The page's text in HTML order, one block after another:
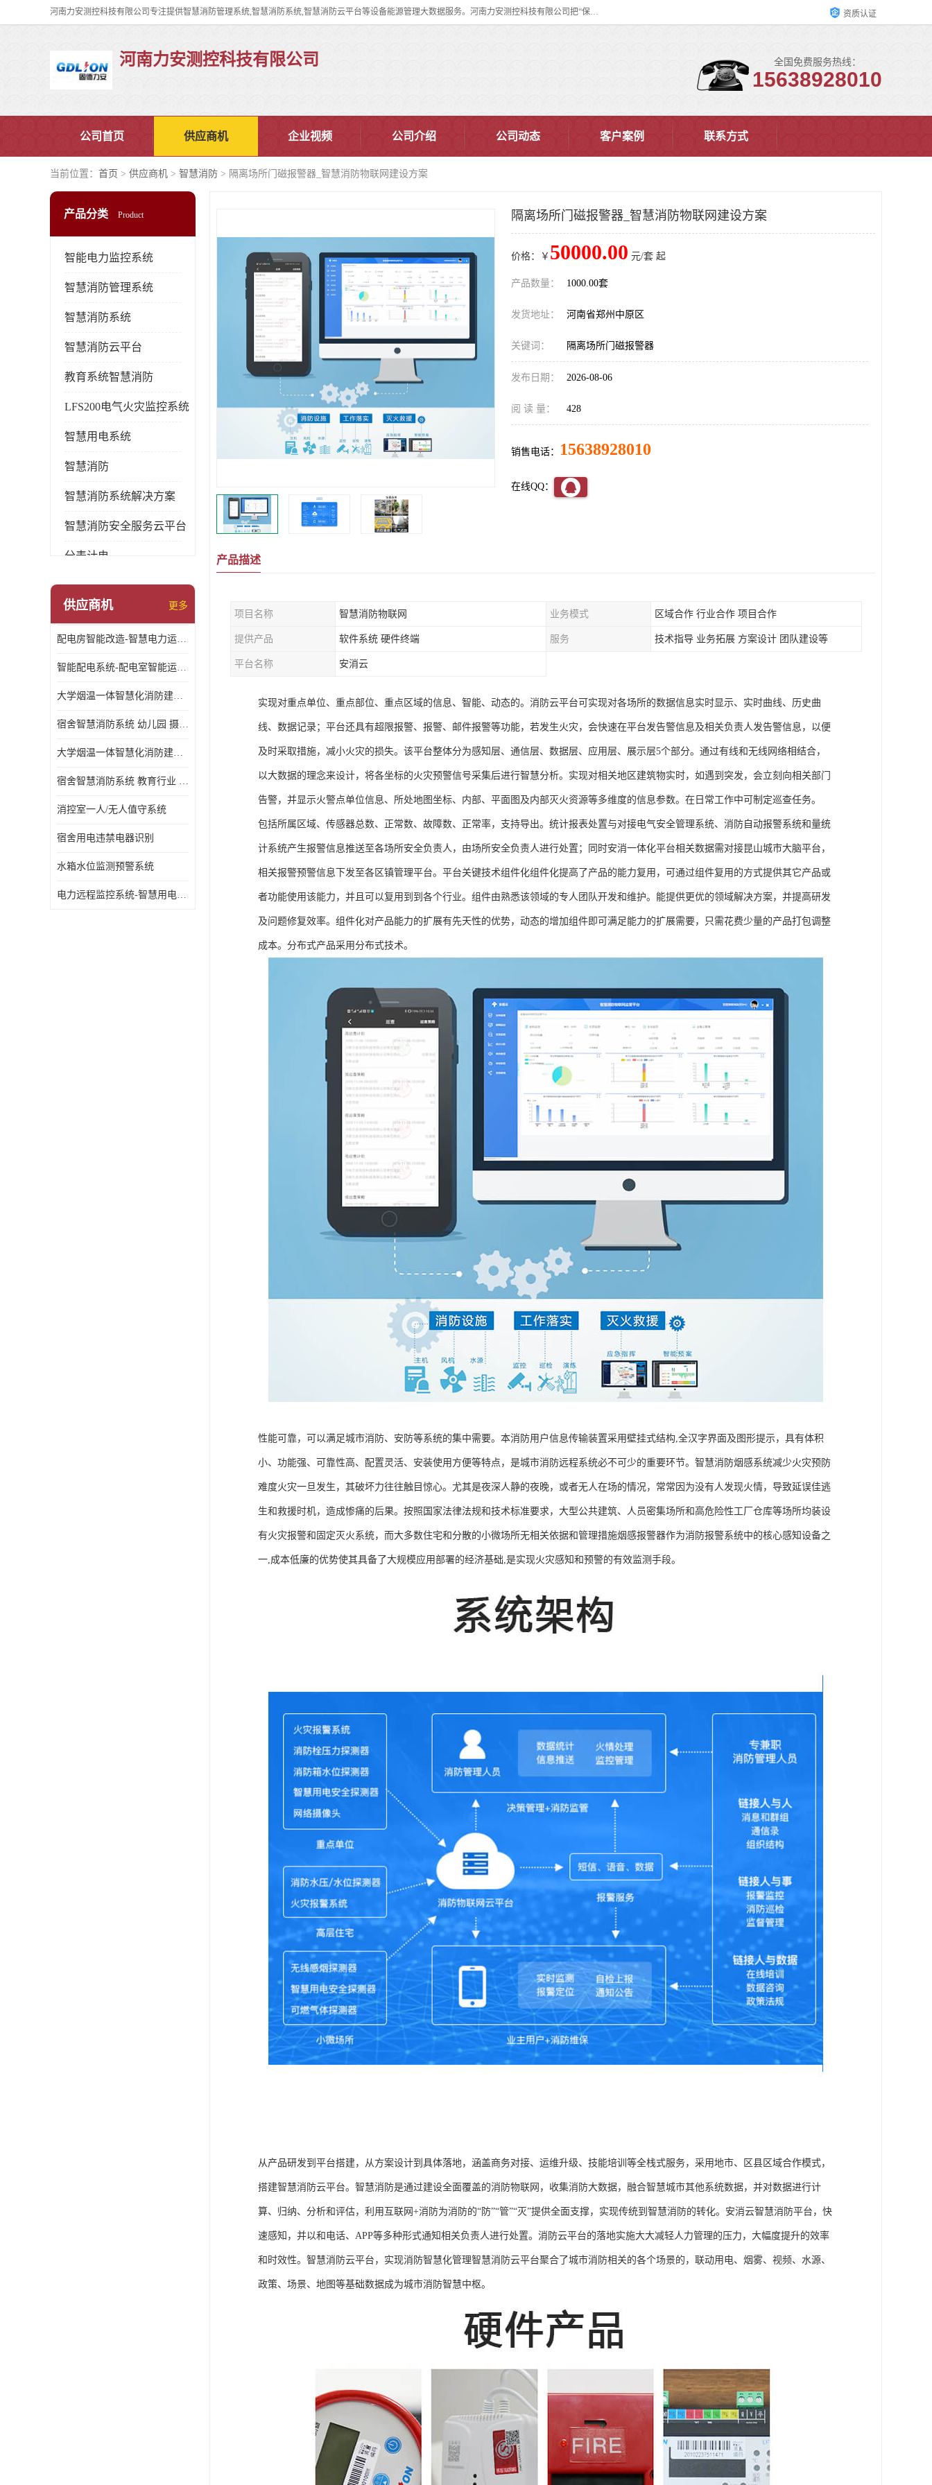
河南力安测控科技有限公司专注提供智慧消防管理系统,智慧消防系统,智慧消防云平台等设备能源管理大数据服务。河南力安测控科技有限公司把“保障设备运行安全可控,让设备管理变得简单”确定为力安的历史使命。 资质认证
河南力安测控科技有限公司 全国免费服务热线：
15638928010
公司首页 供应商机 企业视频 公司介绍 公司动态 客户案例 联系方式
当前位置： 首页 > 供应商机 > 智慧消防 > 隔离场所门磁报警器_智慧消防物联网建设方案
产品分类 Product
智能电力监控系统
智慧消防管理系统
智慧消防系统
智慧消防云平台
教育系统智慧消防
LFS200电气火灾监控系统
智慧用电系统
智慧消防
智慧消防系统解决方案
智慧消防安全服务云平台
分表计电
环保用电监管系统
供应商机 更多
配电房智能改造-智慧电力运维云平台
智能配电系统-配电室智能运维监控系统-智能化配电系统平台厂家
大学烟温一体智慧化消防建设 大学校园 消防数字化
宿舍智慧消防系统 幼儿园 摄像头升级
大学烟温一体智慧化消防建设 培训机构 数字化
宿舍智慧消防系统 教育行业 摄像头升级
消控室一人/无人值守系统
宿舍用电违禁电器识别
水箱水位监测预警系统
电力远程监控系统-智慧用电安全监控管理系统
隔离场所门磁报警器_智慧消防物联网建设方案
价格：￥ 50000.00 元/套 起
产品数量： 1000.00套
发货地址： 河南省郑州中原区
关键词： 隔离场所门磁报警器
发布日期： 2026-08-06
阅 读 量： 428
销售电话： 15638928010
在线QQ：
产品描述
项目名称 智慧消防物联网 业务模式 区域合作 行业合作 项目合作
提供产品 软件系统 硬件终端 服务 技术指导 业务拓展 方案设计 团队建设等
平台名称 安消云
实现对重点单位、重点部位、重点区域的信息、智能、动态的。消防云平台可实现对各场所的数据信息实时显示、实时曲线、历史曲
线、数据记录；平台还具有超限报警、报警、邮件报警等功能，若发生火灾，会快速在平台发告警信息及相关负责人发告警信息，以便
及时采取措施，减小火灾的损失。该平台整体分为感知层、通信层、数据层、应用层、展示层5个部分。通过有线和无线网络相结合，
以大数据的理念来设计，将各坐标的火灾预警信号采集后进行智慧分析。实现对相关地区建筑物实时，如遇到突发，会立刻向相关部门
告警，并显示火警点单位信息、所处地图坐标、内部、平面图及内部灭火资源等多维度的信息参数。在日常工作中可制定巡查任务。
包括所属区域、传感器总数、正常数、故障数、正常率，支持导出。统计报表处置与对接电气安全管理系统、消防自动报警系统和量统
计系统产生报警信息推送至各场所安全负责人，由场所安全负责人进行处置；同时安消一体化平台相关数据需对接昆山城市大脑平台，
相关报警预警信息下发至各区镇管理平台。平台关键技术组件化组件化提高了产品的能力复用，可通过组件复用的方式提供其它产品或
者功能使用该能力，并且可以复用到到各个行业。组件由熟悉该领域的专人团队开发和维护。能提供更优的领域解决方案，并提高研发
及问题修复效率。组件化对产品能力的扩展有先天性的优势，动态的增加组件即可满足能力的扩展需要，只需花费少量的产品打包调整
成本。分布式产品采用分布式技术。
性能可靠，可以满足城市消防、安防等系统的集中需要。本消防用户信息传输装置采用壁挂式结构,全汉字界面及图形提示，具有体积
小、功能强、可靠性高、配置灵活、安装使用方便等特点，是城市消防远程系统必不可少的重要环节。智慧消防烟感系统减少火灾预防
难度火灾一旦发生，其破坏力往往触目惊心。尤其是夜深人静的夜晚，或者无人在场的情况，常常因为没有人发现火情，导致延误佳逃
生和救援时机，造成惨痛的后果。按照国家法律法规和技术标准要求，大型公共建筑、人员密集场所和高危险性工厂仓库等场所均装设
有火灾报警和固定灭火系统，而大多数住宅和分散的小微场所无相关依据和管理措施烟感报警器作为消防报警系统中的核心感知设备之
一,成本低廉的优势使其具备了大规模应用部署的经济基础,是实现火灾感知和预警的有效监测手段。
从产品研发到平台搭建，从方案设计到具体落地，涵盖商务对接、运维升级、技能培训等全栈式服务，采用地市、区县区域合作模式，
搭建智慧消防云平台。智慧消防是通过建设全面覆盖的消防物联网，收集消防大数据，融合智慧城市其他系统数据，并对数据进行计
算、归纳、分析和评估，利用互联网+消防为消防的“防”“管”“灭”提供全面支撑，实现传统到智慧消防的转化。安消云智慧消防平台，快
速感知，并以和电话、APP等多种形式通知相关负责人进行处置。消防云平台的落地实施大大减轻人力管理的压力，大幅度提升的效率
和时效性。智慧消防云平台，实现消防智慧化管理智慧消防云平台聚合了城市消防相关的各个场景的，联动用电、烟雾、视频、水源、
政策、场景、地图等基础数据成为城市消防智慧中枢。